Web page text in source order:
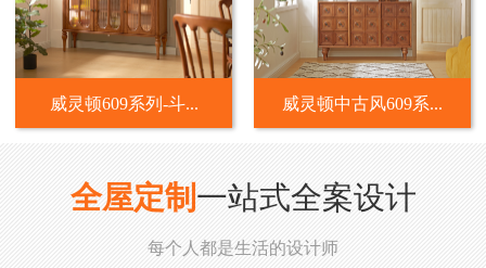
威灵顿609系列-斗... 威灵顿中古风609系...
全屋定制 一站式全案设计
每个人都是生活的设计师